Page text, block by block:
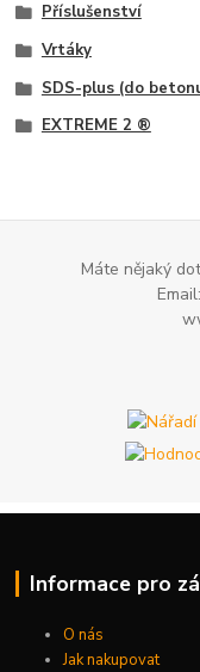
Příslušenství
Vrtáky
SDS-plus (do
EXTREME 2 ®
Máte nějaký
Informace pro
O nás
Jak nakupovat